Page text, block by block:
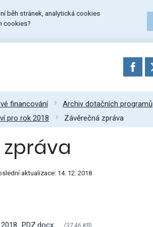
běh stránek, analytická cookies
cookies?
financování Archiv dotačních programů
pro rok 2018
Závěrečná zpráva
aktualizace: 14. 12. 2018
(37,46 KB)